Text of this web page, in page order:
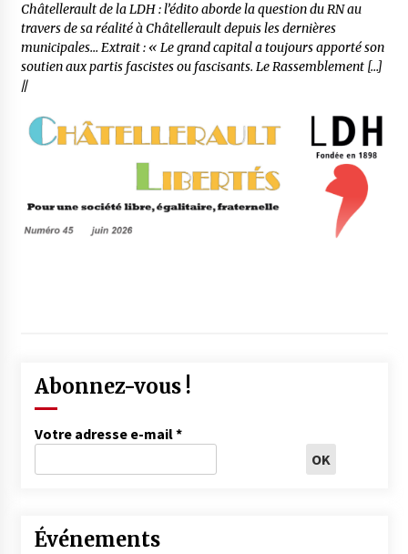
Châtellerault de la LDH : l’édito aborde la question du RN au
travers de sa réalité à Châtellerault depuis les dernières
municipales… Extrait : « Le grand capital a toujours apporté son
soutien aux partis fascistes ou fascisants. Le Rassemblement […]
//
Abonnez-vous !
Votre adresse e-mail*
Événements